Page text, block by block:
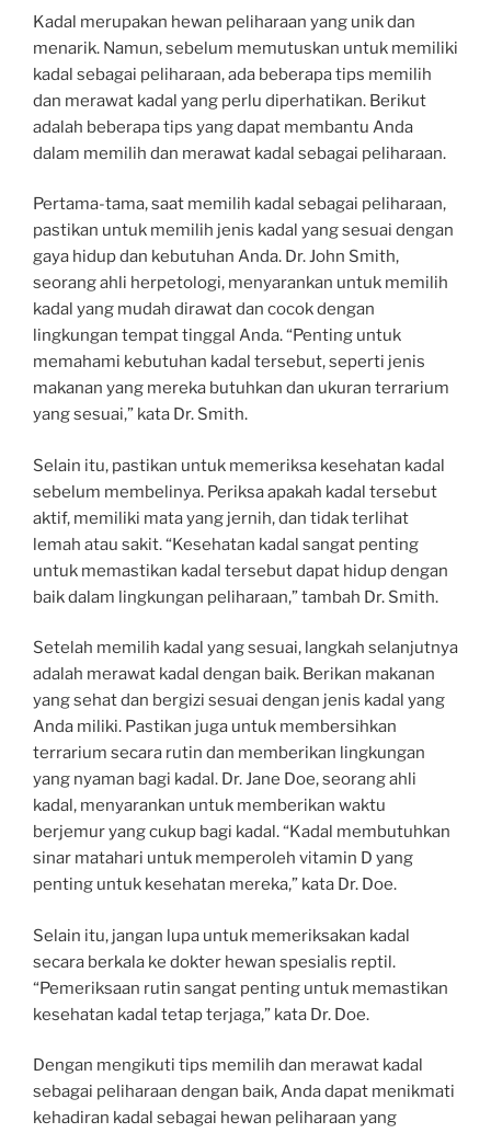
Kadal merupakan hewan peliharaan yang unik dan
menarik. Namun, sebelum memutuskan untuk memiliki
kadal sebagai peliharaan, ada beberapa tips memilih
dan merawat kadal yang perlu diperhatikan. Berikut
adalah beberapa tips yang dapat membantu Anda
dalam memilih dan merawat kadal sebagai peliharaan.
Pertama-tama, saat memilih kadal sebagai peliharaan,
pastikan untuk memilih jenis kadal yang sesuai dengan
gaya hidup dan kebutuhan Anda. Dr. John Smith,
seorang ahli herpetologi, menyarankan untuk memilih
kadal yang mudah dirawat dan cocok dengan
lingkungan tempat tinggal Anda. “Penting untuk
memahami kebutuhan kadal tersebut, seperti jenis
makanan yang mereka butuhkan dan ukuran terrarium
yang sesuai,” kata Dr. Smith.
Selain itu, pastikan untuk memeriksa kesehatan kadal
sebelum membelinya. Periksa apakah kadal tersebut
aktif, memiliki mata yang jernih, dan tidak terlihat
lemah atau sakit. “Kesehatan kadal sangat penting
untuk memastikan kadal tersebut dapat hidup dengan
baik dalam lingkungan peliharaan,” tambah Dr. Smith.
Setelah memilih kadal yang sesuai, langkah selanjutnya
adalah merawat kadal dengan baik. Berikan makanan
yang sehat dan bergizi sesuai dengan jenis kadal yang
Anda miliki. Pastikan juga untuk membersihkan
terrarium secara rutin dan memberikan lingkungan
yang nyaman bagi kadal. Dr. Jane Doe, seorang ahli
kadal, menyarankan untuk memberikan waktu
berjemur yang cukup bagi kadal. “Kadal membutuhkan
sinar matahari untuk memperoleh vitamin D yang
penting untuk kesehatan mereka,” kata Dr. Doe.
Selain itu, jangan lupa untuk memeriksakan kadal
secara berkala ke dokter hewan spesialis reptil.
“Pemeriksaan rutin sangat penting untuk memastikan
kesehatan kadal tetap terjaga,” kata Dr. Doe.
Dengan mengikuti tips memilih dan merawat kadal
sebagai peliharaan dengan baik, Anda dapat menikmati
kehadiran kadal sebagai hewan peliharaan yang